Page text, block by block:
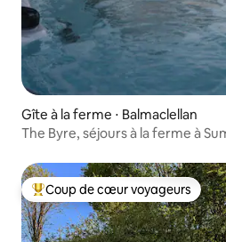
Gîte à la ferme ⋅ Balmaclellan
The Byre, séjours à la ferme à
Coups de cœur voyageurs les
Coup de cœur voyageurs